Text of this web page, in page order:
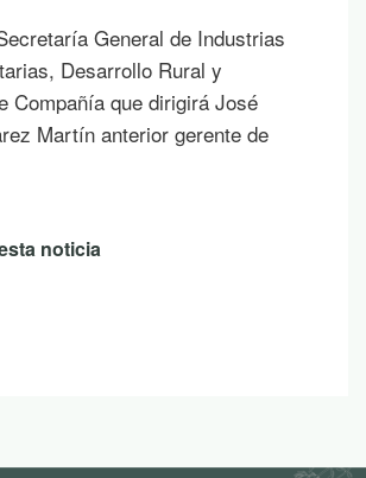
General de Industrias
Desarrollo Rural y
Compañía que dirigirá José
Martín anterior gerente de
noticia